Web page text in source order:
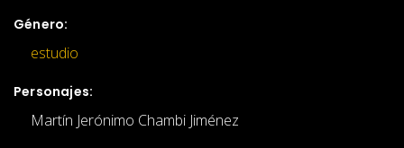
Género:
estudio
Personajes:
Martín Jerónimo Chambi Jiménez